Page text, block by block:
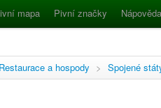
mapa Pivní značky Nápověda
Restaurace a hospody > Spojené